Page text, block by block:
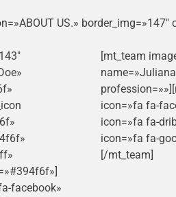
US.»
facebook»
[mt_team
icon=»fa fa-
icon=»fa fa-
icon=»fa fa-
[/mt_team]